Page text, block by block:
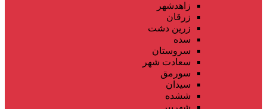
زاهدشهر
زرقان
زرین دشت
سده
سروستان
سعادت شهر
سورمق
سیدان
ششده
شهرپیر